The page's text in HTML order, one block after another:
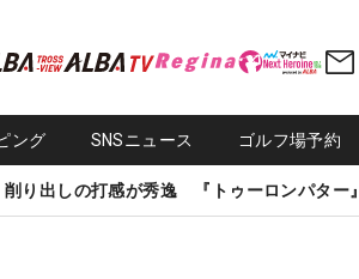
ング SNSニュース ゴルフ場予約
削り出しの打感が秀逸 『トゥーロンパター』